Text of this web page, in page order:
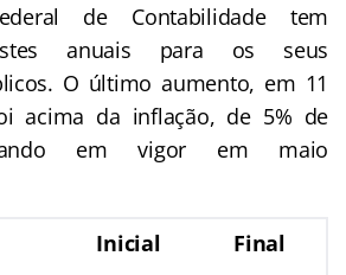
de Contabilidade tem
anuais para os seus
O último aumento, em 11
acima da inflação, de 5% de
em vigor em maio
Inicial Final